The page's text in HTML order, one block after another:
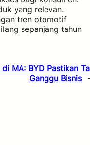
yang relevan.
tren otomotif
sepanjang tahun
MA: BYD Pastikan
Ganggu Bisnis